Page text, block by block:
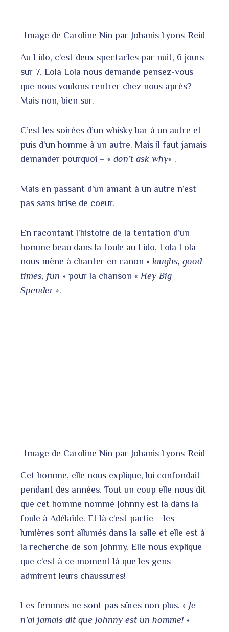
Image de Caroline Nin par Johanis Lyons-Reid
Au Lido, c’est deux spectacles par nuit, 6 jours
sur 7. Lola Lola nous demande pensez-vous
que nous voulons rentrer chez nous après?
Mais non, bien sur.
C’est les soirées d’un whisky bar à un autre et
puis d’un homme à un autre. Mais il faut jamais
demander pourquoi – « don’t ask why« .
Mais en passant d’un amant à un autre n’est
pas sans brise de coeur.
En racontant l’histoire de la tentation d’un
homme beau dans la foule au Lido, Lola Lola
nous mène à chanter en canon « laughs, good
times, fun » pour la chanson « Hey Big
Spender ».
Image de Caroline Nin par Johanis Lyons-Reid
Cet homme, elle nous explique, lui confondait
pendant des années. Tout un coup elle nous dit
que cet homme nommé Johnny est là dans la
foule à Adélaïde. Et là c’est partie – les
lumières sont allumés dans la salle et elle est à
la recherche de son Johnny. Elle nous explique
que c’est à ce moment là que les gens
admirent leurs chaussures!
Les femmes ne sont pas sûres non plus. « Je
n’ai jamais dit que Johnny est un homme! »